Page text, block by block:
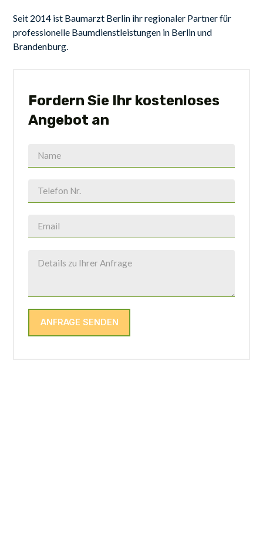
Seit 2014 ist Baumarzt Berlin ihr regionaler Partner für
professionelle Baumdienstleistungen in Berlin und
Brandenburg.
Fordern Sie Ihr kostenloses
Angebot an